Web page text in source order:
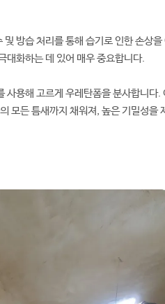
방습 처리를 통해 습기로 인한 손상을
대화하는 데 있어 매우 중요합니다.
사용해 고르게 우레탄폼을 분사합니다.
모든 틈새까지 채워져, 높은 기밀성을